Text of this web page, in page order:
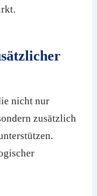
nicht nur
zusätzlich